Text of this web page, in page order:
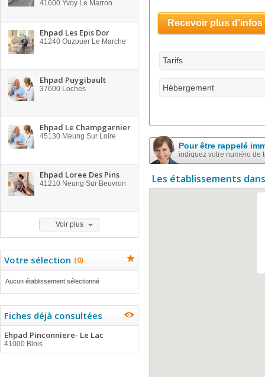
41600 Yvoy Le Marron
Ehpad Les Epis Dor
41240 Ouzouer Le Marche
Ehpad Puygibault
37600 Loches
Ehpad Le Champgarnier
45130 Meung Sur Loire
Ehpad Loree Des Pins
41210 Neung Sur Beuvron
Voir plus
Votre sélection (0)
Aucun établissement sélectionné
Fiches déjà consultées
Ehpad Pinconniere- Le Lac
41000 Blois
Recevoir plus d'infos
Tarifs
Hébergement
Pour être rappelé
indiquez votre numéro de
Les établissements